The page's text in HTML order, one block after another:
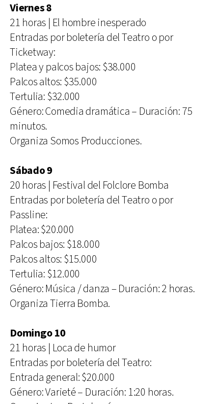
Viernes 8
21 horas | El hombre inesperado
Entradas por boletería del Teatro o por
Ticketway:
Platea y palcos bajos: $38.000
Palcos altos: $35.000
Tertulia: $32.000
Género: Comedia dramática – Duración: 75
minutos.
Organiza Somos Producciones.
Sábado 9
20 horas | Festival del Folclore Bomba
Entradas por boletería del Teatro o por
Passline:
Platea: $20.000
Palcos bajos: $18.000
Palcos altos: $15.000
Tertulia: $12.000
Género: Música / danza – Duración: 2 horas.
Organiza Tierra Bomba.
Domingo 10
21 horas | Loca de humor
Entradas por boletería del Teatro:
Entrada general: $20.000
Género: Varieté – Duración: 1:20 horas.